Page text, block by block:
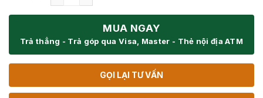
MUA NGAY
Trả thẳng - Trả góp qua Visa, Master - Thẻ nội địa ATM
GỌI LẠI TƯ VẤN